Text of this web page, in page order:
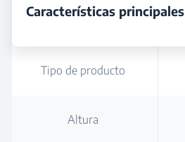
Características principales
Tipo de producto
Altura